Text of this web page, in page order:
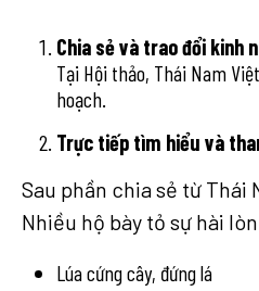
Chia sẻ và trao đổi kinh
Tại Hội thảo, Thái Nam
hoạch.
Trực tiếp tìm hiểu và
Sau phần chia sẻ từ
Nhiều hộ bày tỏ sự hài
Lúa cứng cây, đứng lá